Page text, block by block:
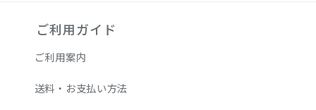
ご利用ガイド
ご利用案内
送料・お支払い方法